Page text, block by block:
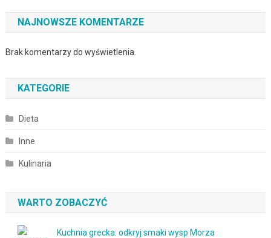
NAJNOWSZE KOMENTARZE
Brak komentarzy do wyświetlenia.
KATEGORIE
Dieta
Inne
Kulinaria
WARTO ZOBACZYĆ
Kuchnia grecka: odkryj smaki wysp Morza